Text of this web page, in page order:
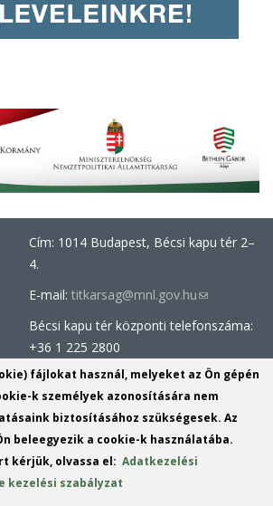
Cím: 1014 Budapest, Bécsi kapu tér 2–
4.
E-mail:titkarsag@mnl.gov.hu(link
sends
mail)
Bécsi kapu tér központi telefonszáma:
+36 1 225 2800
Óbudai épület központi telefonszáma:
+36 1 437 0660
Információs Iroda (Kutatószolgálat):
info@mnl.gov.hu(link
sends
Tel.: +36 1 225 2843, +36 1 225 2844
Postacím: 1014 Budapest, Bécsi kapu
fájlokat használ, melyeket az Ön gépén
k személyek azonosítására nem
biztosításához szükségesek. Az
beleegyezik a cookie-k használatába.
kérjük, olvassa el:Adatkezelési
kezelési szabályzat